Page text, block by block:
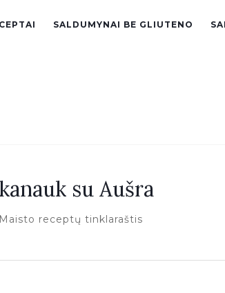
SALDUMYNAI BE GLIUTENO
su Aušra
Maisto receptų tinklaraštis